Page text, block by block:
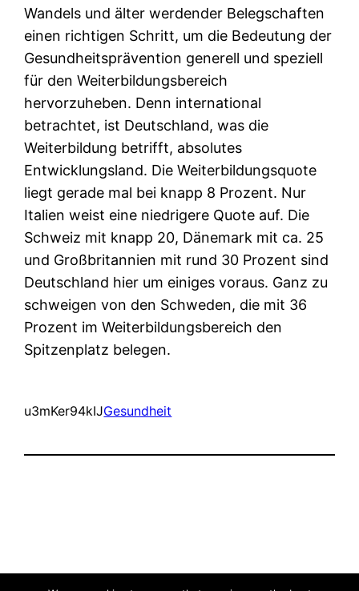
Wandels und älter werdender Belegschaften
einen richtigen Schritt, um die Bedeutung der
Gesundheitsprävention generell und speziell
für den Weiterbildungsbereich
hervorzuheben. Denn international
betrachtet, ist Deutschland, was die
Weiterbildung betrifft, absolutes
Entwicklungsland. Die Weiterbildungsquote
liegt gerade mal bei knapp 8 Prozent. Nur
Italien weist eine niedrigere Quote auf. Die
Schweiz mit knapp 20, Dänemark mit ca. 25
und Großbritannien mit rund 30 Prozent sind
Deutschland hier um einiges voraus. Ganz zu
schweigen von den Schweden, die mit 36
Prozent im Weiterbildungsbereich den
Spitzenplatz belegen.
u3mKer94kIJGesundheit